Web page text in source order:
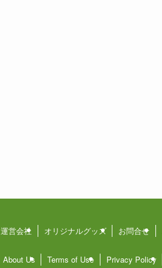
運営会社 オリジナルグッズ お問合せ
About Us Terms of Use Privacy Policy